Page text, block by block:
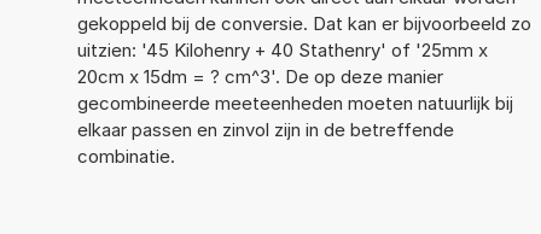
gekoppeld bij de conversie. Dat kan er bijvoorbeeld zo
uitzien: '45 Kilohenry + 40 Stathenry' of '25mm x
20cm x 15dm = ? cm^3'. De op deze manier
gecombineerde meeteenheden moeten natuurlijk bij
elkaar passen en zinvol zijn in de betreffende
combinatie.